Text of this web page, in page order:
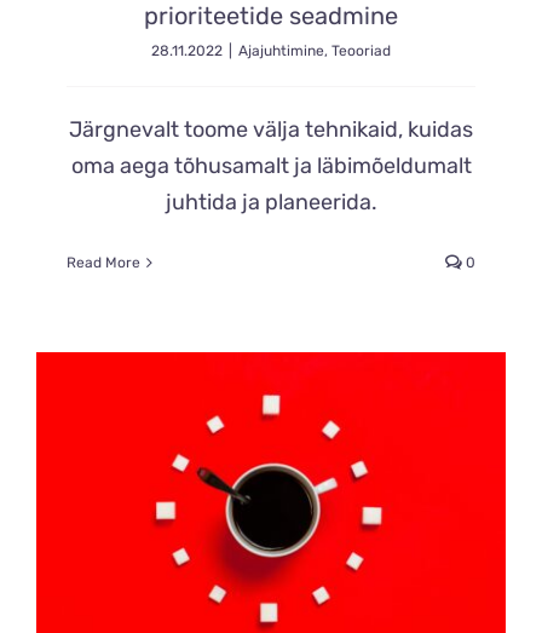
prioriteetide seadmine
28.11.2022 Ajajuhtimine, Teooriad
Järgnevalt toome välja tehnikaid, kuidas
oma aega tõhusamalt ja läbimõeldumalt
juhtida ja planeerida.
Read More 0